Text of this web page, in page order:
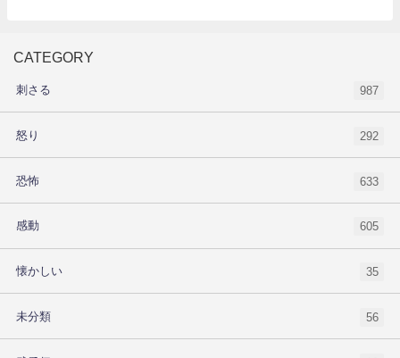
CATEGORY
刺さる 987
怒り 292
恐怖 633
感動 605
懐かしい 35
未分類 56